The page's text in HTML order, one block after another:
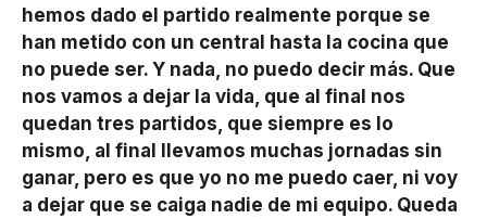
hemos dado el partido realmente porque se
han metido con un central hasta la cocina que
no puede ser. Y nada, no puedo decir más. Que
nos vamos a dejar la vida, que al final nos
quedan tres partidos, que siempre es lo
mismo, al final llevamos muchas jornadas sin
ganar, pero es que yo no me puedo caer, ni voy
a dejar que se caiga nadie de mi equipo. Queda